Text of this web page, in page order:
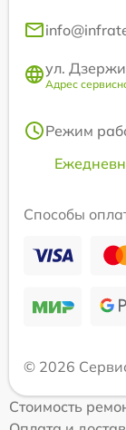
ул.
Адрес
Режим
Способы
© 2026
Стоимость